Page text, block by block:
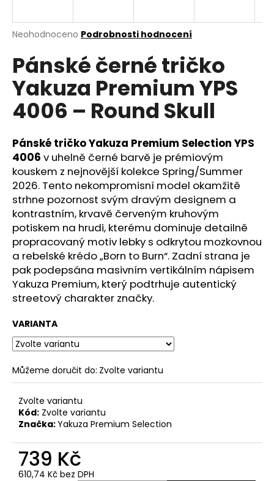
Průměrné
produktu
je
0,0
z
hvězdiček.
Neohodnoceno Podrobnosti hodnocení
Pánské černé tričko
Yakuza Premium YPS
4006 – Round Skull
Pánské tričko Yakuza Premium Selection YPS
4006 v uhelně černé barvě je prémiovým
kouskem z nejnovější kolekce Spring/Summer
2026. Tento nekompromisní model okamžitě
strhne pozornost svým dravým designem a
kontrastním, krvavě červeným kruhovým
potiskem na hrudi, kterému dominuje detailně
propracovaný motiv lebky s odkrytou mozkovnou
a rebelské krédo „Born to Burn“. Zadní strana je
pak podepsána masivním vertikálním nápisem
Yakuza Premium, který podtrhuje autentický
streetový charakter značky.
VARIANTA
Můžeme doručit do: Zvolte variantu
Zvolte variantu
Kód: Zvolte variantu
Značka:Yakuza Premium Selection
739 Kč
610,74 Kč bez DPH
j
t
?
HLEDAT
D
o
p
o
r
u
č
u
j
e
m
e
PÁNSKÉ
TRIČKO
YAKUZA
PREMIUM
YPS
3906
BROKEN
LEGEND